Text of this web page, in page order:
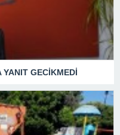
YANIT GECİKMEDİ